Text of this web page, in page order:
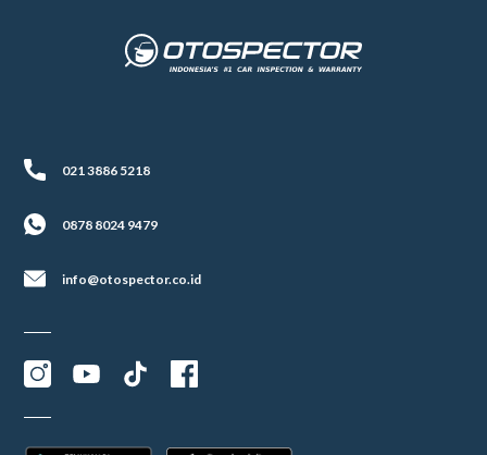
021 3886 5218
0878 8024 9479
info@otospector.co.id